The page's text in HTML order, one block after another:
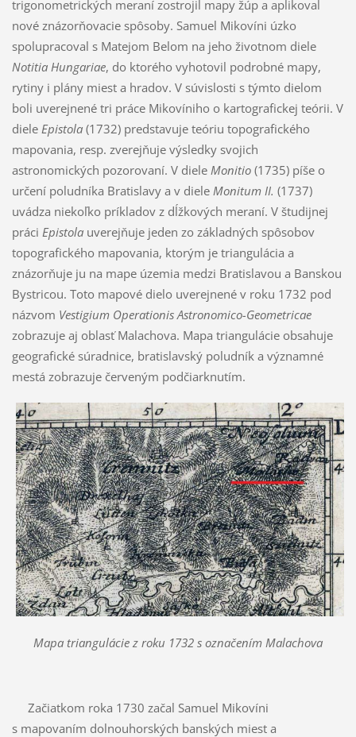
trigonometrických meraní zostrojil mapy žúp a aplikoval
nové znázorňovacie spôsoby. Samuel Mikovíni úzko
spolupracoval s Matejom Belom na jeho životnom diele
Notitia Hungariae, do ktorého vyhotovil podrobné mapy,
rytiny i plány miest a hradov. V súvislosti s týmto dielom
boli uverejnené tri práce Mikovíniho o kartografickej teórii. V
diele Epistola(1732) predstavuje teóriu topografického
mapovania, resp. zverejňuje výsledky svojich
astronomických pozorovaní. V diele Monitio(1735) píše o
určení poludníka Bratislavy a v diele Monitum II. (1737)
uvádza niekoľko príkladov z dĺžkových meraní. V študijnej
práci Epistolauverejňuje jeden zo základných spôsobov
topografického mapovania, ktorým je triangulácia a
znázorňuje ju na mape územia medzi Bratislavou a Banskou
Bystricou. Toto mapové dielo uverejnené v roku 1732 pod
názvom Vestigium Operationis Astronomico-Geometricae
zobrazuje aj oblasť Malachova. Mapa triangulácie obsahuje
geografické súradnice, bratislavský poludník a významné
mestá zobrazuje červeným podčiarknutím.
Mapa triangulácie z roku 1732 s označením Malachova
Začiatkom roka 1730 začal Samuel Mikovíni
s mapovaním dolnouhorských banských miest a